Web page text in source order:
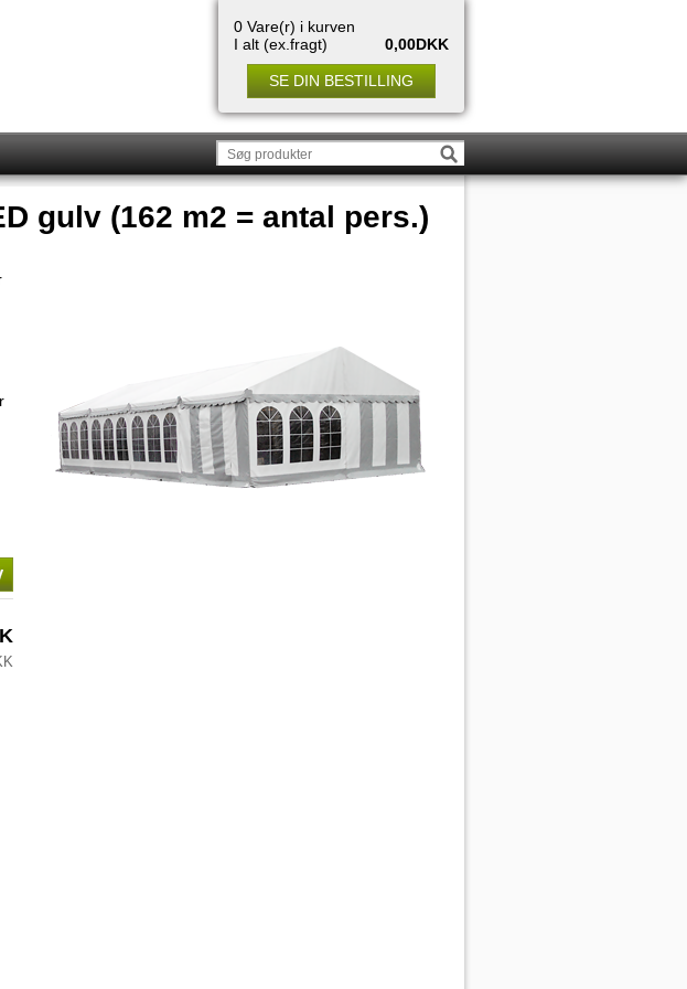
0 Vare(r) i kurven
I alt (ex.fragt)
0,00DKK
SE DIN BESTILLING
gulv (162 m2 = antal pers.)